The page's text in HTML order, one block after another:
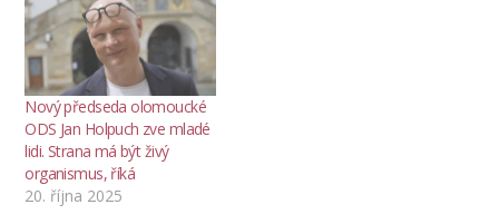
Nový předseda olomoucké
ODS Jan Holpuch zve mladé
lidi. Strana má být živý
organismus, říká
20. října 2025